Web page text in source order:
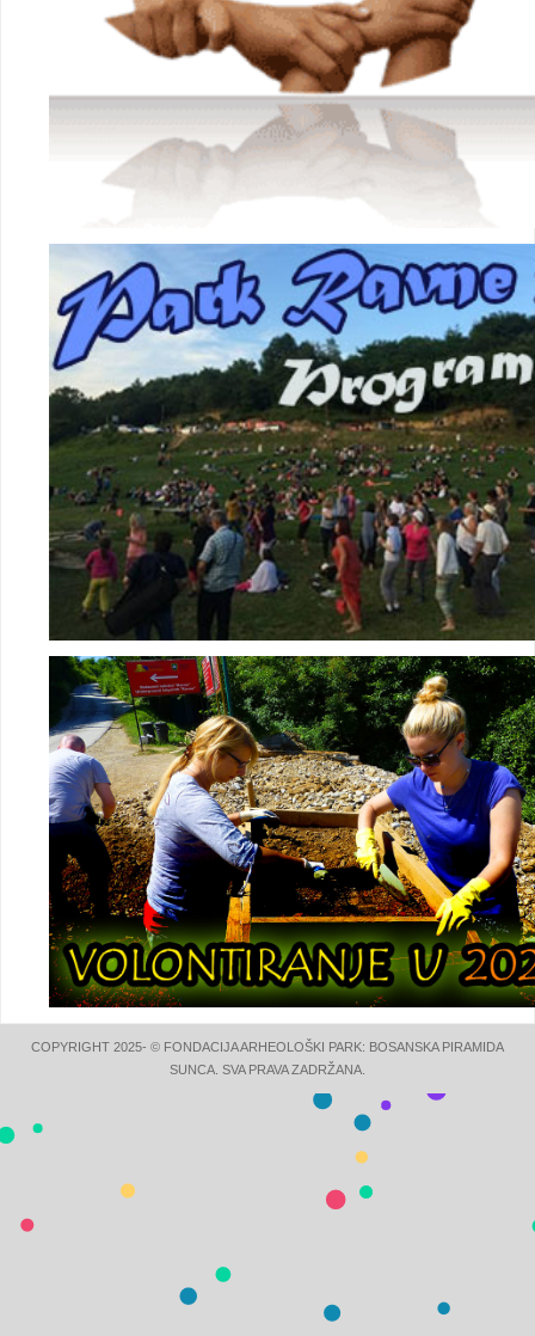
COPYRIGHT 2025- © FONDACIJA ARHEOLOŠKI PARK: BOSANSKA PIRAMIDA
SUNCA. SVA PRAVA ZADRŽANA.